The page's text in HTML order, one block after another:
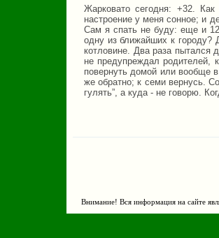
Жарковато сегодня: +32.
настроение у меня сонное; и
Сам я спать не буду: еще и
одну из ближайших к городу?
котловине. Два раза пытался
не предупреждал родителей,
повернуть домой или вообще
же обратно; к семи вернусь.
гулять”, а куда - не говорю.
Внимание! Вся информация на сайте